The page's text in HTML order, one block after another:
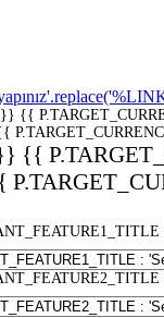
}} {{
{{